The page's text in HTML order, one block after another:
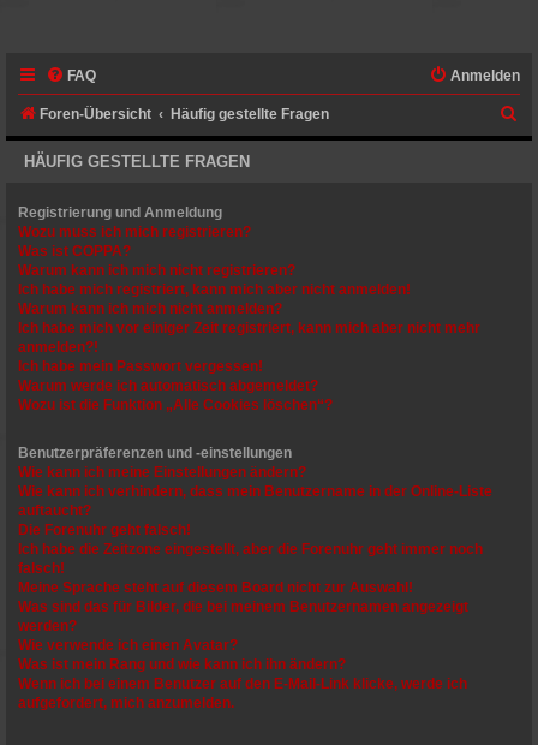
FAQ Anmelden
Foren-Übersicht Häufig gestellte Fragen
u
HÄUFIG GESTELLTE FRAGEN
Registrierung und Anmeldung
Wozu muss ich mich registrieren?
Was ist COPPA?
Warum kann ich mich nicht registrieren?
Ich habe mich registriert, kann mich aber nicht anmelden!
Warum kann ich mich nicht anmelden?
Ich habe mich vor einiger Zeit registriert, kann mich aber nicht mehr
anmelden?!
Ich habe mein Passwort vergessen!
Warum werde ich automatisch abgemeldet?
Wozu ist die Funktion „Alle Cookies löschen“?
Benutzerpräferenzen und -einstellungen
Wie kann ich meine Einstellungen ändern?
Wie kann ich verhindern, dass mein Benutzername in der Online-Liste
auftaucht?
Die Forenuhr geht falsch!
Ich habe die Zeitzone eingestellt, aber die Forenuhr geht immer noch
falsch!
Meine Sprache steht auf diesem Board nicht zur Auswahl!
Was sind das für Bilder, die bei meinem Benutzernamen angezeigt
werden?
Wie verwende ich einen Avatar?
Was ist mein Rang und wie kann ich ihn ändern?
Wenn ich bei einem Benutzer auf den E-Mail-Link klicke, werde ich
aufgefordert, mich anzumelden.